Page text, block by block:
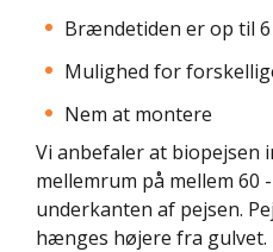
Brændetiden er op til
Mulighed for
Nem at montere
Vi anbefaler at biopejsen
mellemrum på mellem 60
underkanten af pejsen.
hænges højere fra gulvet.